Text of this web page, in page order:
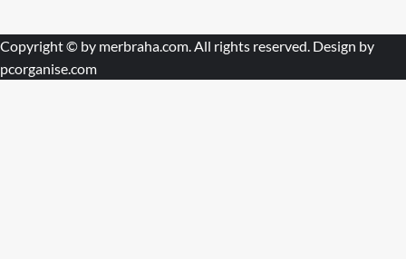
Copyright © by merbraha.com. All rights reserved. Design by
pcorganise.com